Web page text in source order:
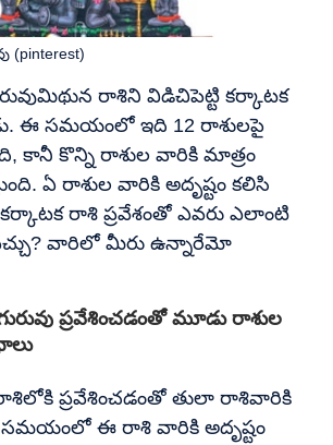
(pinterest)
రాశిని విడిచిపెట్టి కర్కాటక
ఈ సమయంలో ఇది 12 రాశులపై
కానీ కొన్ని రాశుల వారికి మాత్రం
ఏ రాశుల వారికి అదృష్టం కలిసి
కర్కాటక రాశి ప్రవేశంతో ఎవరు ఎలాంటి
వారిలో మీరు ఉన్నారేమో
ప్రవేశించడంతో మూడు రాశుల
రాశిలోకి ప్రవేశించడంతో తులా రాశివారికి
సమయంలో ఈ రాశి వారికి అదృష్టం